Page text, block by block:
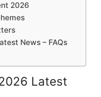
2026
News – FAQs
Latest